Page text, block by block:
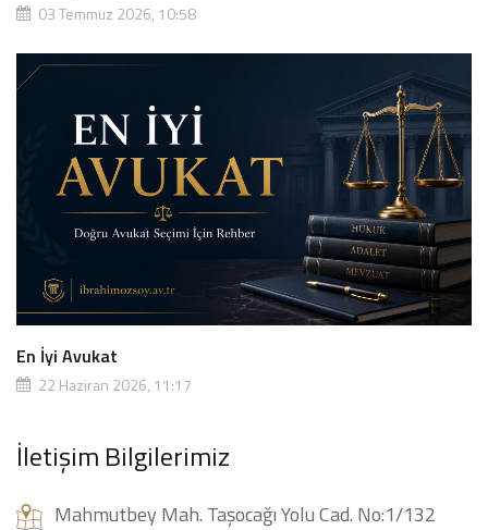
03 Temmuz 2026, 10:58
En İyi Avukat
22 Haziran 2026, 11:17
İletişim Bilgilerimiz
Mahmutbey Mah. Taşocağı Yolu Cad. No:1/132